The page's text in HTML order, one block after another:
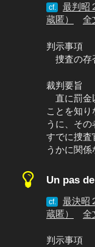
cf.
最判昭
蔵匿）
全
判示事項
捜査の存
裁判要旨
直に罰金
ことを知
うに、そ
すでに捜査
うかに関係
Un pas
cf.
最決昭
蔵匿）
全
判示事項